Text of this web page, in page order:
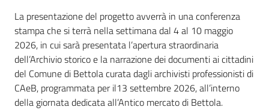
su
La presentazione del progetto avverrà in una conferenza
stampa che si terrà nella settimana dal 4 al 10 maggio
2026, in cui sarà presentata l’apertura straordinaria
dell’Archivio storico e la narrazione dei documenti ai cittadini
del Comune di Bettola curata dagli archivisti professionisti di
CAeB, programmata per il13 settembre 2026, all’interno
della giornata dedicata all’Antico mercato di Bettola.